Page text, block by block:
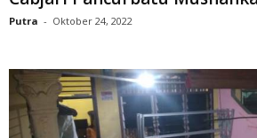
Putra - Oktober 24, 2022